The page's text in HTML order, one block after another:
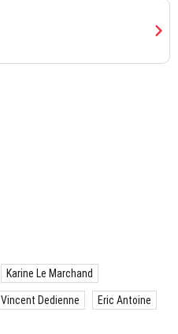
chevron_right
Karine Le Marchand
Vincent Dedienne Eric Antoine